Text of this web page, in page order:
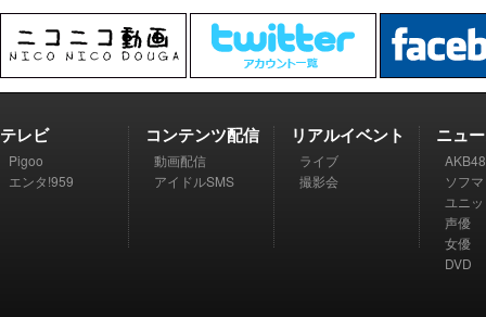
テレビ
Pigoo
エンタ!959
コンテンツ配信
動画配信
アイドルSMS
リアルイベント
ライブ
撮影会
ニュ
AKB48
ソフ
ユニ
声優
女優
DVD